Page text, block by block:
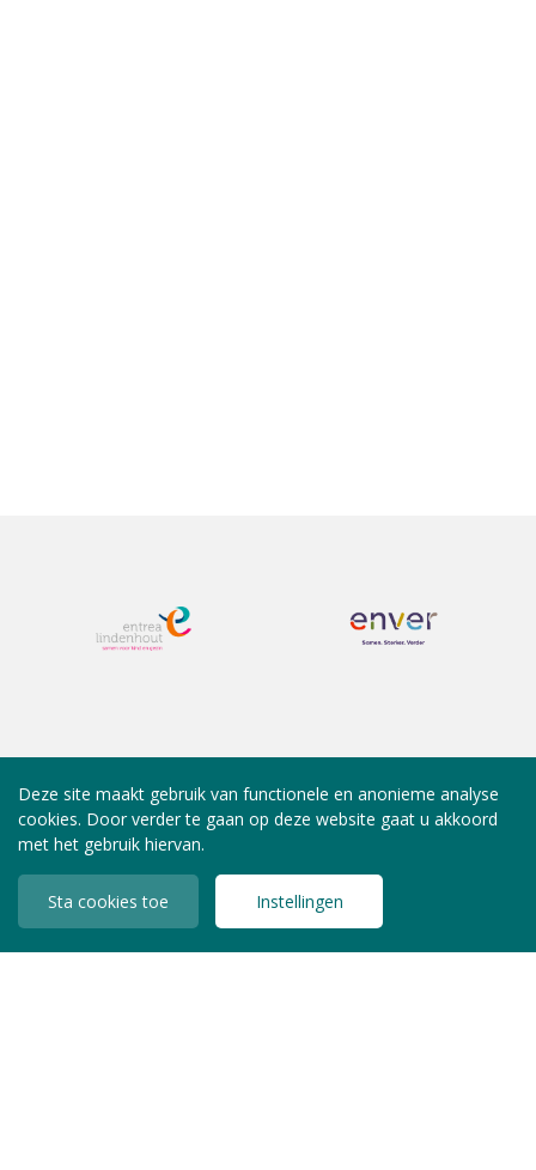
Deze site maakt gebruik van functionele en anonieme analyse
cookies. Door verder te gaan op deze website gaat u akkoord
met het gebruik hiervan.
Sta cookies toe Instellingen